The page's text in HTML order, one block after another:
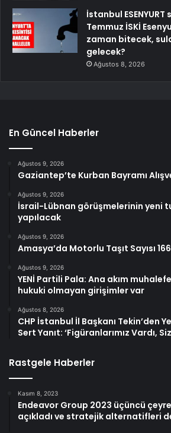
İstanbul
Temmuz İSKİ
zaman bitecek,
gelecek?
Ağustos 8, 2026
En Güncel Haberler
Ağustos 9, 2026
Gaziantep’te Kurban Bayramı
Ağustos 9, 2026
İsrail-Lübnan görüşmelerinin yeni
yapılacak
Ağustos 9, 2026
Amasya’da Motorlu Taşıt Sayısı
Ağustos 9, 2026
YENİ Partili Pala: Ana akım
hukuki olmayan girişimler var
Ağustos 8, 2026
CHP İstanbul İl Başkanı Tekin’den
Sert Yanıt: ‘Figüranlarımız Vardı,
Rastgele Haberler
Kasım 8, 2023
Endeavor Group 2023 üçüncü
açıkladı ve stratejik alternatifleri